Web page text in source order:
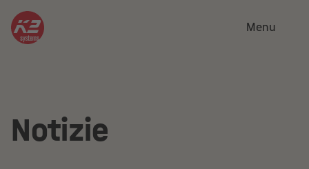
Menu
Notizie